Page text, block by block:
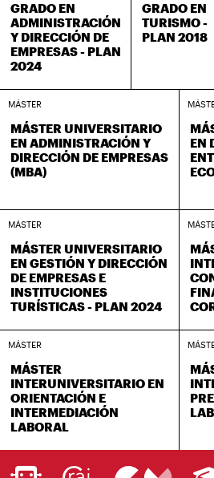
GRADO EN
ADMINISTRACIÓN
Y DIRECCIÓN DE
EMPRESAS - PLAN
2024
GRADO EN
TURISMO -
PLAN 2018
MÁSTER
MÁSTER UNIVERSITARIO
EN ADMINISTRACIÓN Y
DIRECCIÓN DE EMPRESAS
(MBA)
EN
MÁSTER
MÁSTER UNIVERSITARIO
EN GESTIÓN Y DIRECCIÓN
DE EMPRESAS E
INSTITUCIONES
TURÍSTICAS - PLAN 2024
MÁSTER
MÁSTER
INTERUNIVERSITARIO EN
ORIENTACIÓN E
INTERMEDIACIÓN
LABORAL